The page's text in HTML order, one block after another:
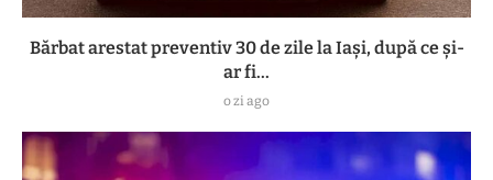
Bărbat arestat preventiv 30 de zile la Iași, după ce și-
ar fi...
o zi ago